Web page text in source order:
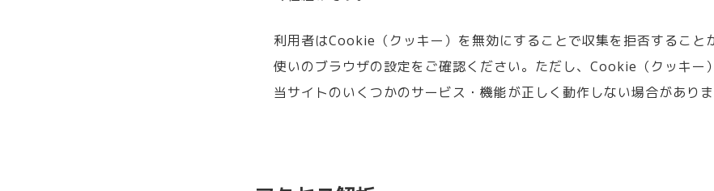
利用者はCookie（クッキー）を無効にすることで収集を拒否すること
使いのブラウザの設定をご確認ください。ただし、Cookie（クッキー
当サイトのいくつかのサービス・機能が正しく動作しない場合がありま